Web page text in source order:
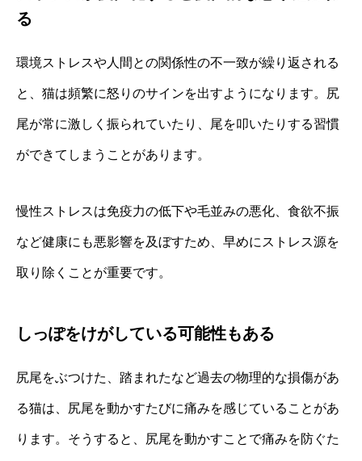
る
環境ストレスや人間との関係性の不一致が繰り返される
と、猫は頻繁に怒りのサインを出すようになります。尻
尾が常に激しく振られていたり、尾を叩いたりする習慣
ができてしまうことがあります。
慢性ストレスは免疫力の低下や毛並みの悪化、食欲不振
など健康にも悪影響を及ぼすため、早めにストレス源を
取り除くことが重要です。
しっぽをけがしている可能性もある
尻尾をぶつけた、踏まれたなど過去の物理的な損傷があ
る猫は、尻尾を動かすたびに痛みを感じていることがあ
ります。そうすると、尻尾を動かすことで痛みを防ぐた